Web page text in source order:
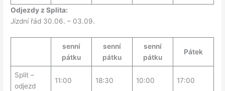
Odjezdy z Splita:
Jízdní řád 30.06. – 03.09.
senní
pátku
senní
pátku
senní
pátku
Pátek
Split –
odjezd
11:00 18:30 10:00 17:00